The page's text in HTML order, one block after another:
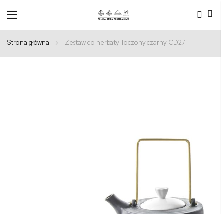
Przełącznik
Nav
Strona główna Zestaw do herbaty Toczony czarny CD27